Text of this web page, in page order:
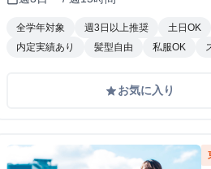
全学年対象 週3日以上推奨 土日OK
内定実績あり
髪型自由 私服OK
gradeお気に入り